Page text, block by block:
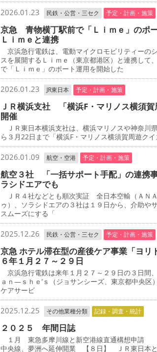
2026.01.23 民鉄・公営・三セク 予定・計画・施策
京急 青物横丁駅前で「Ｌｉｍｅ」のポ
Ｌｉｍｅと連携
京浜急行電鉄は、電動マイクロモビリティーの
スを展開するＬｉｍｅ（東京都港区）と連携して
で「Ｌｉｍｅ」のポート運用を開始した
2026.01.23 JR東日本 予定・計画・施策
ＪＲ横浜支社 「横浜F・マリノス横須
開催
ＪＲ東日本横浜支社は、横浜マリノスや神奈川
ら３月22日まで「横浜F・マリノス横須賀周遊ク
2026.01.09 航空・空港 予定・計画・施策
航空３社 「一括サポート手配」の連携
ラシドエアでも
ＪＲ４社などとも順次実証 全日本空輸（ＡＮ
ゥ）、ソラシドエアの３社は１９日から、介助や
スムーズにする「
2025.12.26 民鉄・公営・三セク 予定・計画・施策
京急 ホテル滞在型の産後ケア事業「ヨ
６年１月２７～２９日
京浜急行電鉄は来年１月２７～２９日の３日間
ａｎ―ｓｈｅ’ｓ（ジョサンシーズ、東京都中央区
ケアサービ
2025.12.25 その他業種分類 記録・調査・統計
２０２５ 年間日誌
１月 東急多摩川線と新空港線直通構想申
中央線、夢洲へ延伸開業 【８日】 ＪＲ東日本